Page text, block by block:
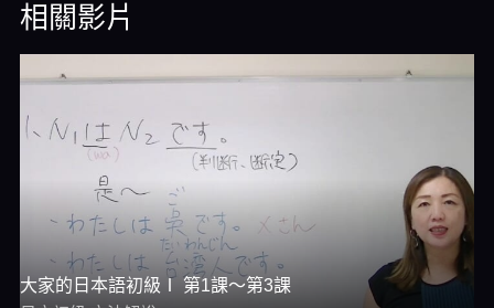
相關影片
大家的日本語初級Ⅰ 第1課～第3課